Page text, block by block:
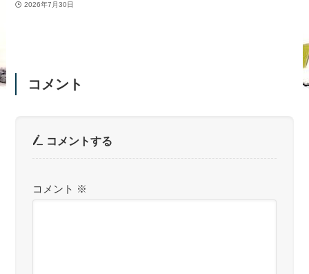
2026年7月30日
コメント
コメントする
コメント ※